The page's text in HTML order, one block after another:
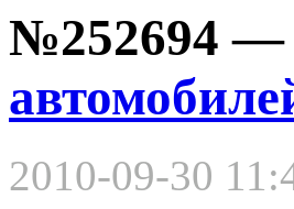
№252694 —
2010-09-30